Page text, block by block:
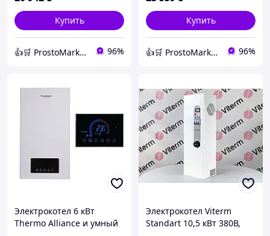
Купить
👍🛒 ProstoMarket 👍🛒 сеть интернет магазинов 96%
Купить
👍🛒 ProstoMarket 👍🛒 сеть интернет магазинов 96%
Электрокотел 6 кВт
Thermo Alliance и умный
Электрокотел Viterm
Standart 10,5 кВт 380В,